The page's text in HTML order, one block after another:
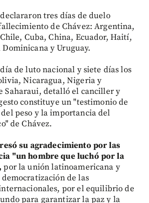
tres días de duelo
de Chávez: Argentina,
Cuba, China, Ecuador, Haití,
y Uruguay.
de luto nacional y siete días los
Nicaragua, Nigeria y
Saharaui, detalló el canciller y
constituye un "testimonio de
peso y la importancia del
de Chávez.
su agradecimiento por las
"un hombre que luchó por la
por la unión latinoamericana y
de las
por el equilibrio de
para garantizar la paz y la